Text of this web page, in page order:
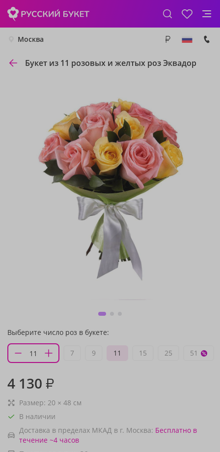
Москва
Букет из 11 розовых и желтых роз Эквадор
Выберите число роз в букете:
7 9 11 15 25 51
4 130 ₽
Размер: 20 × 48 см
В наличии
Доставка в пределах МКАД в г. Москва: Бесплатно в
течение ~4 часов